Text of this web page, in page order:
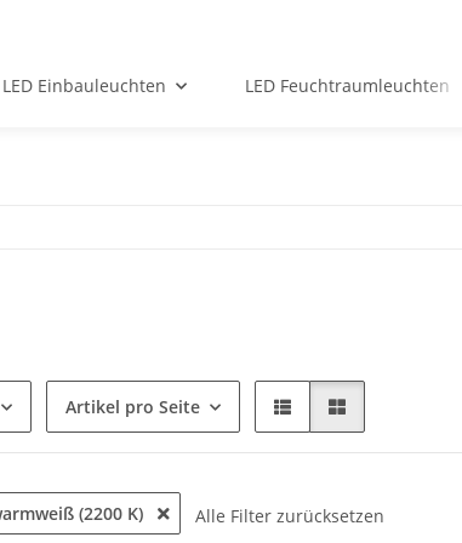
LED Einbauleuchten LED Feuchtraumleuchten
Artikel pro Seite
(2200 K) Alle Filter zurücksetzen